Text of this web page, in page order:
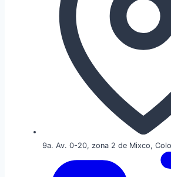
9a. Av. 0-20, zona 2 de Mixco,